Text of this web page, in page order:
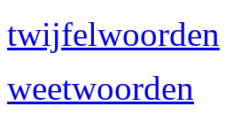
twijfelwoorden
weetwoorden